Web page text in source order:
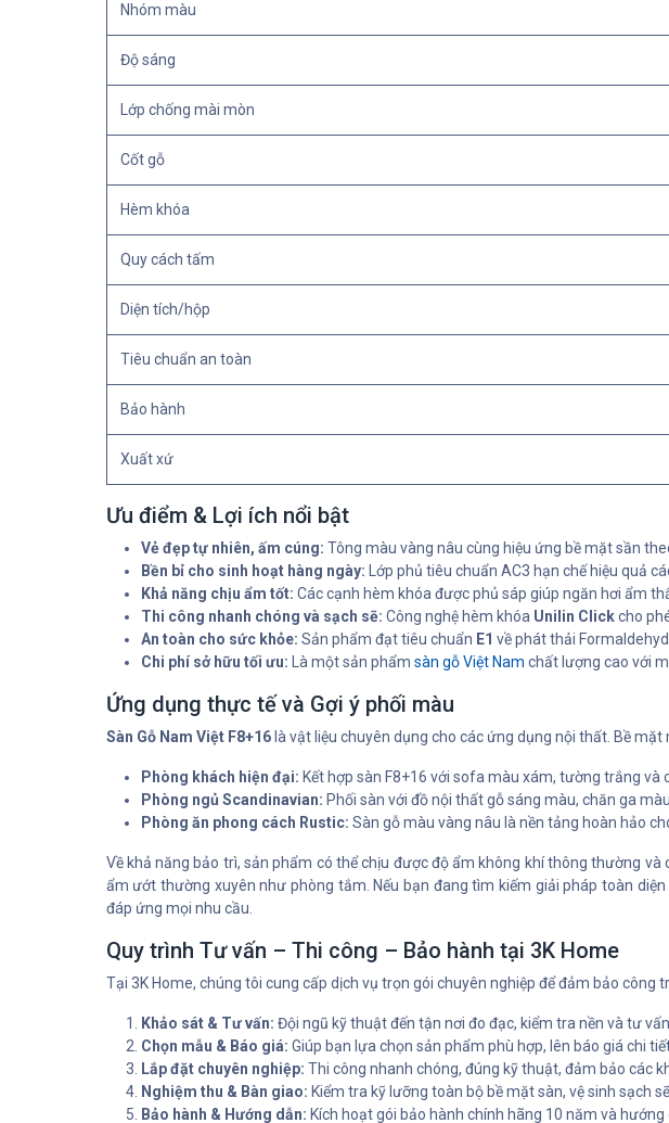
Nhóm màu
Độ sáng
Lớp chống mài mòn
Cốt gỗ
Hèm khóa
Quy cách tấm
Diện tích/hộp
Tiêu chuẩn an toàn
Bảo hành
Xuất xứ
Ưu điểm & Lợi ích nổi bật
Vẻ đẹp tự nhiên, ấm cúng: Tông màu vàng nâu cùng hiệu ứng bề mặt sần
Bền bỉ cho sinh hoạt hàng ngày: Lớp phủ tiêu chuẩn AC3 hạn chế hiệu quả
Khả năng chịu ẩm tốt: Các cạnh hèm khóa được phủ sáp giúp ngăn hơi ẩm
Thi công nhanh chóng và sạch sẽ: Công nghệ hèm khóa Unilin Clickcho
An toàn cho sức khỏe: Sản phẩm đạt tiêu chuẩn E1 về phát thải
Chi phí sở hữu tối ưu: Là một sản phẩm sàn gỗ Việt Nam chất lượng cao với
Ứng dụng thực tế và Gợi ý phối màu
Sàn Gỗ Nam Việt F8+16là vật liệu chuyên dụng cho các ứng dụng nội thất. Bề mặt
Phòng khách hiện đại: Kết hợp sàn F8+16 với sofa màu xám, tường trắng và
Phòng ngủ Scandinavian: Phối sàn với đồ nội thất gỗ sáng màu, chăn ga
Phòng ăn phong cách Rustic: Sàn gỗ màu vàng nâu là nền tảng hoàn hảo
Về khả năng bảo trì, sản phẩm có thể chịu được độ ẩm không khí thông thường
ẩm ướt thường xuyên như phòng tắm. Nếu bạn đang tìm kiếm giải pháp toàn diện
đáp ứng mọi nhu cầu.
Quy trình Tư vấn – Thi công – Bảo hành tại 3K Home
Tại 3K Home, chúng tôi cung cấp dịch vụ trọn gói chuyên nghiệp để đảm bảo công
Khảo sát & Tư vấn: Đội ngũ kỹ thuật đến tận nơi đo đạc, kiểm tra nền và tư
Chọn mẫu & Báo giá: Giúp bạn lựa chọn sản phẩm phù hợp, lên báo giá chi
Lắp đặt chuyên nghiệp: Thi công nhanh chóng, đúng kỹ thuật, đảm bảo các
Nghiệm thu & Bàn giao: Kiểm tra kỹ lưỡng toàn bộ bề mặt sàn, vệ sinh sạch
Bảo hành & Hướng dẫn: Kích hoạt gói bảo hành chính hãng 10 năm và